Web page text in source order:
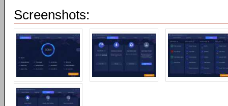
Screenshots: